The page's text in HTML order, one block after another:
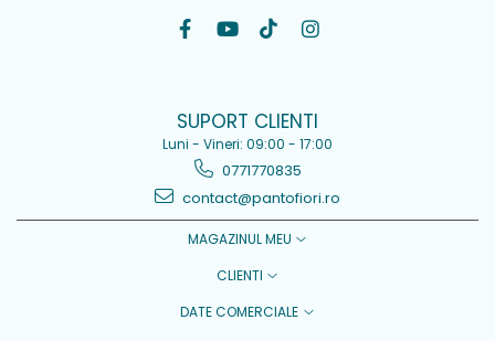
SUPORT CLIENTI
Luni - Vineri: 09:00 - 17:00
0771770835
contact@pantofiori.ro
MAGAZINUL MEU
CLIENTI
DATE COMERCIALE